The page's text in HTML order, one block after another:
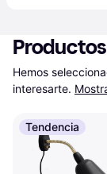
Hemos
interesarte.
Tendencia